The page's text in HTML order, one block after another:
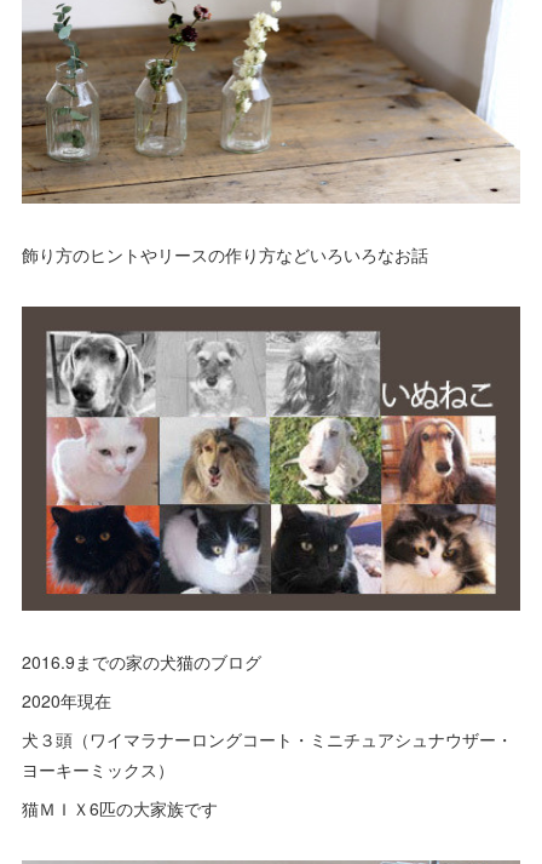
( 21
(19)
(14)
(23
(25)
(19
(12)
(13)
(14)
(17)
(16)
(16)
(5)
(6)
(6)
(10)
(2)
飾り方のヒントやリースの作り方などいろいろなお話
2016.9までの家の犬猫のブログ
2020年現在
犬３頭（ワイマラナーロングコート・ミニチュアシュナウザー・
ヨーキーミックス）
猫ＭＩＸ6匹の大家族です